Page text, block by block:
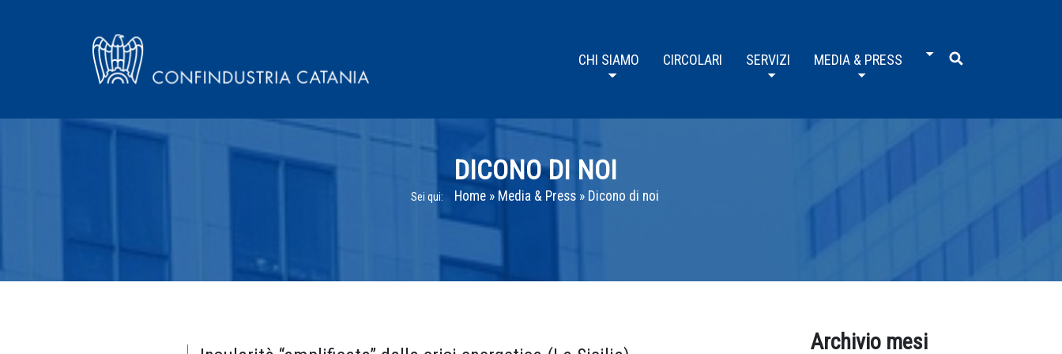
CHI SIAMO CIRCOLARI SERVIZI MEDIA & PRESS
DICONO DI NOI
Sei qui: Home » Media & Press » Dicono di noi
Archivio mesi